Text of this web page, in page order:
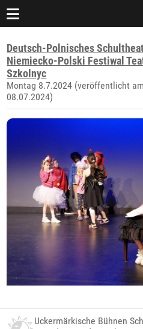
Deutsch-Polnisches
Niemiecko-Polski Festiwal
Szkolnyc
Montag 8.7.2024 (veröffentlicht am
08.07.2024)
Uckermärkische Bühnen